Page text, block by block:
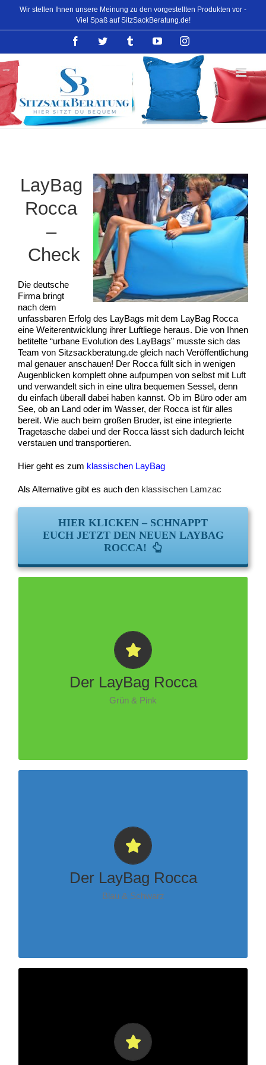
content
Wir stellen Ihnen unsere Meinung zu den vorgestellten Produkten vor -
Viel Spaß auf SitzSackBeratung.de!
FacebookTwitter TumblrYouTubeInstagram
LayBag
Rocca
–
Check
Die deutsche
Firma bringt
nach dem
unfassbaren Erfolg des LayBags mit dem LayBag Rocca
eine Weiterentwicklung ihrer Luftliege heraus. Die von Ihnen
betitelte “urbane Evolution des LayBags” musste sich das
Team von Sitzsackberatung.de gleich nach Veröffentlichung
mal genauer anschauen! Der Rocca füllt sich in wenigen
Augenblicken komplett ohne aufpumpen von selbst mit Luft
und verwandelt sich in eine ultra bequemen Sessel, denn
du einfach überall dabei haben kannst. Ob im Büro oder am
See, ob an Land oder im Wasser, der Rocca ist für alles
bereit. Wie auch beim großen Bruder, ist eine integrierte
Tragetasche dabei und der Rocca lässt sich dadurch leicht
verstauen und transportieren.
Hier geht es zum klassischen LayBag
Als Alternative gibt es auch den klassischen Lamzac
HIER KLICKEN – SCHNAPPT
EUCH JETZT DEN NEUEN LAYBAG
ROCCA!
Der LayBag Rocca
Grün & Pink
Der LayBag Rocca
Blau & Schwarz